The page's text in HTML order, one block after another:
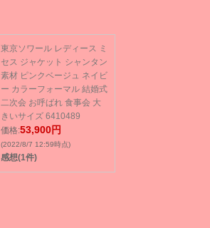
東京ソワール レディース ミ
セス ジャケット シャンタン
素材 ピンクベージュ ネイビ
ー カラーフォーマル 結婚式
二次会 お呼ばれ 食事会 大
きいサイズ 6410489
価格:53,900円
(2022/8/7 12:59時点)
感想(1件)